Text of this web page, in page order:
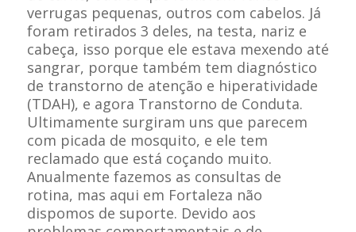
verrugas pequenas, outros com cabelos. Já
foram retirados 3 deles, na testa, nariz e
cabeça, isso porque ele estava mexendo até
sangrar, porque também tem diagnóstico
de transtorno de atenção e hiperatividade
(TDAH), e agora Transtorno de Conduta.
Ultimamente surgiram uns que parecem
com picada de mosquito, e ele tem
reclamado que está coçando muito.
Anualmente fazemos as consultas de
rotina, mas aqui em Fortaleza não
dispomos de suporte. Devido aos